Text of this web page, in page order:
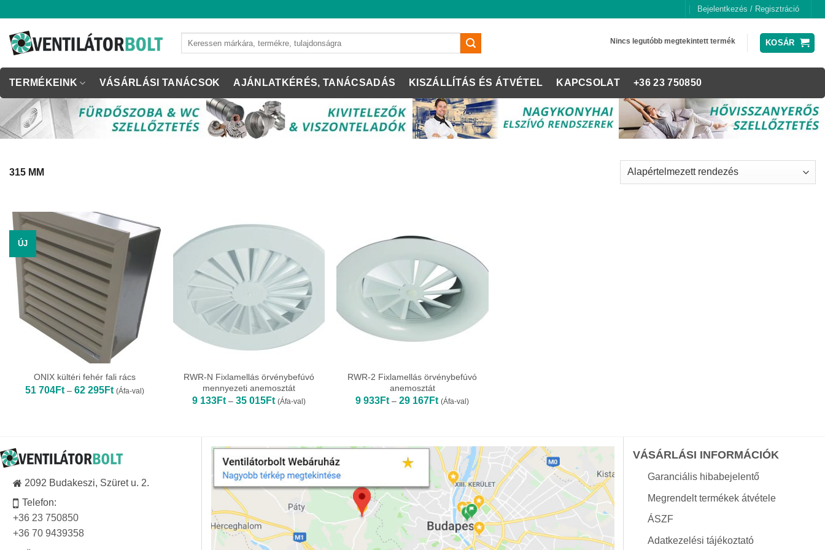
content
Bejelentkezés / Regisztráció
Nincs legutóbb megtekintett termék KOSÁR
TERMÉKEINK VÁSÁRLÁSI TANÁCSOK AJÁNLATKÉRÉS, TANÁCSADÁS KISZÁLLÍTÁS ÉS ÁTVÉTEL KAPCSOLAT +36 23 750850
315 MM
ÚJ
ONIX kültéri fehér fali rács
51 704Ft – 62 295FtÁrtartomány:
51
(Áfa-val)
RWR-N Fixlamellás örvénybefúvó
mennyezeti anemosztát
9 133Ft – 35 015FtÁrtartomány:
9
(Áfa-val)
RWR-2 Fixlamellás örvénybefúvó
anemosztát
9 933Ft – 29 167FtÁrtartomány:
9
(Áfa-val)
2092 Budakeszi, Szüret u. 2.
Telefon:
+36 23 750850
+36 70 9439358
VÁSÁRLÁSI INFORMÁCIÓK
Garanciális hibabejelentő
Megrendelt termékek átvétele
ÁSZF
Adatkezelési tájékoztató